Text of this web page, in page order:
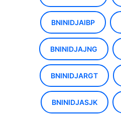
BNINIDJAIBP
BNINIDJAJNG
BNINIDJARGT
BNINIDJASJK